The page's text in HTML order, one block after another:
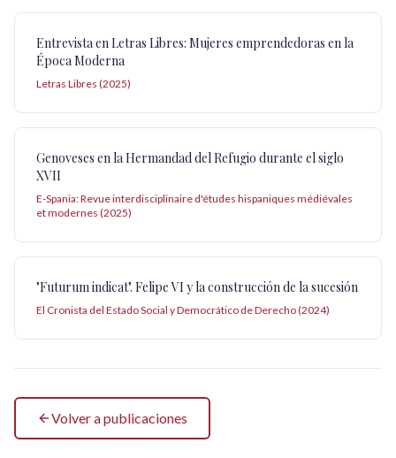
Entrevista en Letras Libres: Mujeres emprendedoras en la
Época Moderna
Letras Libres (2025)
Genoveses en la Hermandad del Refugio durante el siglo
XVII
E-Spania: Revue interdisciplinaire d'études hispaniques médiévales
et modernes (2025)
"Futurum indicat". Felipe VI y la construcción de la sucesión
El Cronista del Estado Social y Democrático de Derecho (2024)
Volver a publicaciones